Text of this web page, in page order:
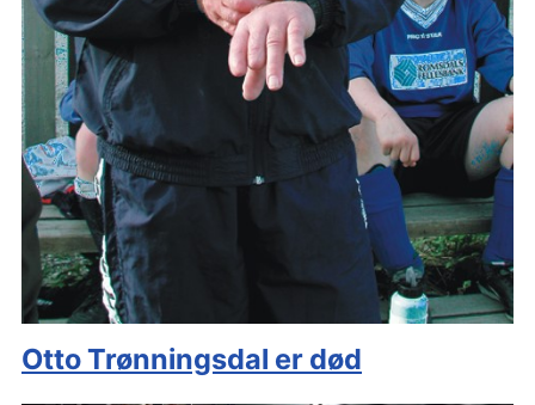
Otto Trønningsdal er død